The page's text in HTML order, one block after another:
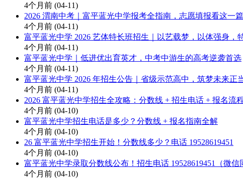
4个月前 (04-11)
2026 渭南中考｜富平蓝光中学报考全指南，志愿填报看这一
4个月前 (04-11)
富平蓝光中学 2026 艺体特长班招生｜以艺载梦，以体强身，
4个月前 (04-11)
富平蓝光中学｜低进优出育英才，中考中游生的高考逆袭首选
4个月前 (04-11)
富平蓝光中学 2026 年招生公告｜省级示范高中，筑梦未来正
4个月前 (04-11)
2026 富平蓝光中学招生全攻略：分数线 + 招生电话 + 报名流
4个月前 (04-10)
富平蓝光中学招生电话是多少？分数线 + 报名指南全解
4个月前 (04-10)
26 富平蓝光中学招生开始！分数线多少？电话 19528619451
4个月前 (04-10)
富平蓝光中学录取分数线公布！招生电话 19528619451（微信
4个月前 (04-10)